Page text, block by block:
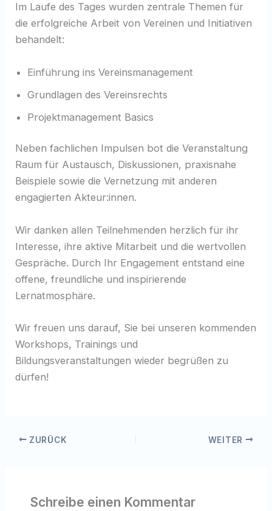
Im Laufe des Tages wurden zentrale Themen für
die erfolgreiche Arbeit von Vereinen und Initiativen
behandelt:
Einführung ins Vereinsmanagement
Grundlagen des Vereinsrechts
Projektmanagement Basics
Neben fachlichen Impulsen bot die Veranstaltung
Raum für Austausch, Diskussionen, praxisnahe
Beispiele sowie die Vernetzung mit anderen
engagierten Akteur:innen.
Wir danken allen Teilnehmenden herzlich für ihr
Interesse, ihre aktive Mitarbeit und die wertvollen
Gespräche. Durch Ihr Engagement entstand eine
offene, freundliche und inspirierende
Lernatmosphäre.
Wir freuen uns darauf, Sie bei unseren kommenden
Workshops, Trainings und
Bildungsveranstaltungen wieder begrüßen zu
dürfen!
ZURÜCK WEITER
Schreibe einen Kommentar